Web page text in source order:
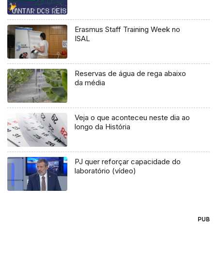
Erasmus Staff Training Week no
ISAL
Reservas de água de rega abaixo
da média
Veja o que aconteceu neste dia ao
longo da História
PJ quer reforçar capacidade do
laboratório (vídeo)
PUB